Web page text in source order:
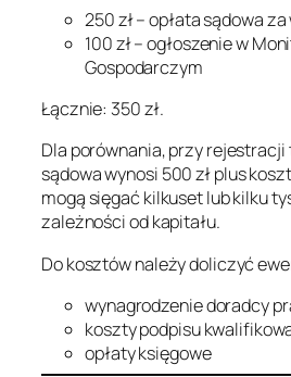
250 zł – opłata sądowa za
100 zł – ogłoszenie w
Gospodarczym
Łącznie: 350 zł.
Dla porównania, przy
sądowa wynosi 500 zł plus
mogą sięgać kilkuset lub kilku
zależności od kapitału.
Do kosztów należy doliczyć
wynagrodzenie doradcy
koszty podpisu
opłaty księgowe